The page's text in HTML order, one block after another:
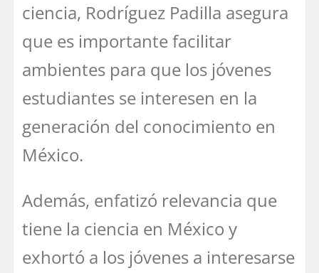
ciencia, Rodríguez Padilla asegura
que es importante facilitar
ambientes para que los jóvenes
estudiantes se interesen en la
generación del conocimiento en
México.
Además, enfatizó relevancia que
tiene la ciencia en México y
exhortó a los jóvenes a interesarse